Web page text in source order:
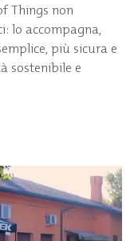
Things non
lo accompagna,
più sicura e
sostenibile e